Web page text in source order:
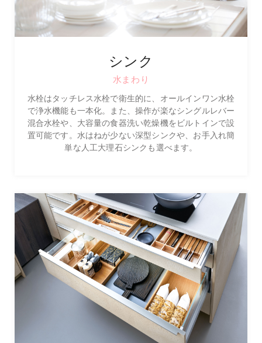
シンク
水まわり
水栓はタッチレス水栓で衛生的に、オールインワン水栓
で浄水機能も一本化。また、操作が楽なシングルレバー
混合水栓や、大容量の食器洗い乾燥機をビルトインで設
置可能です。水はねが少ない深型シンクや、お手入れ簡
単な人工大理石シンクも選べます。